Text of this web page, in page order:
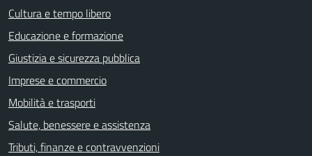
Cultura e tempo libero
Educazione e formazione
Giustizia e sicurezza pubblica
Imprese e commercio
Mobilità e trasporti
Salute, benessere e assistenza
Tributi, finanze e contravvenzioni